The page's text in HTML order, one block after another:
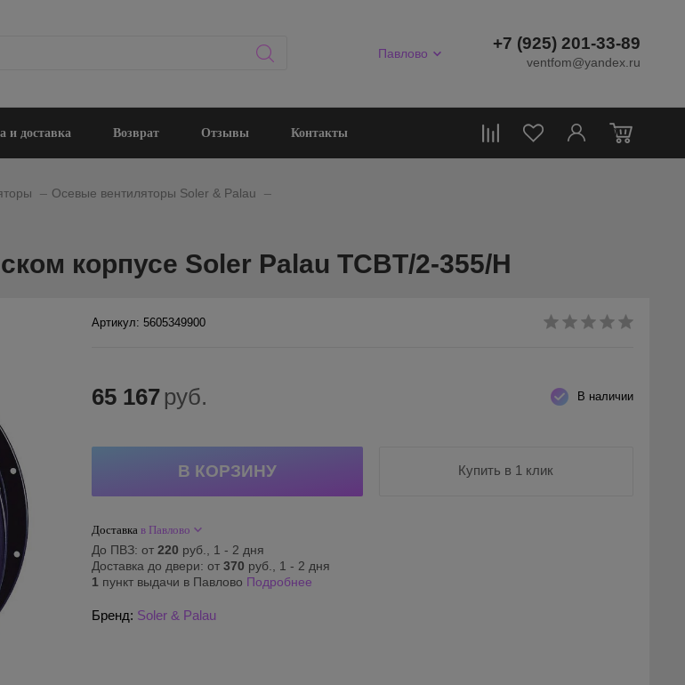
Павлово
+7 (925) 201-33-89
ventfom@yandex.ru
0
и доставка Возврат Отзывы Контакты
Осевые вентиляторы Soler & Palau
корпусе Soler Palau TCBT/2-355/H
Артикул: 5605349900
В наличии
65 167 руб.
Купить в 1 клик
Доставка в Павлово
До ПВЗ: от 220 руб., 1 - 2 дня
Доставка до двери: от 370 руб., 1 - 2 дня
1 пункт выдачи в Павлово Подробнее
Бренд: Soler & Palau